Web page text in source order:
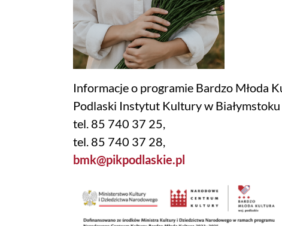
Informacje o programie Bardzo Młoda
Podlaski Instytut Kultury w Białymstoku
tel. 85 740 37 25,
tel. 85 740 37 28,
bmk@pikpodlaskie.pl